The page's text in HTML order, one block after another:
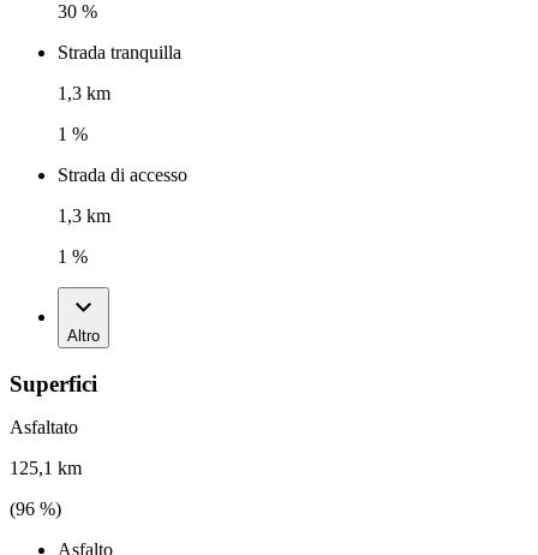
30 %
Strada tranquilla
1,3 km
1 %
Strada di accesso
1,3 km
1 %
Altro
Superfici
Asfaltato
125,1 km
(96 %)
Asfalto